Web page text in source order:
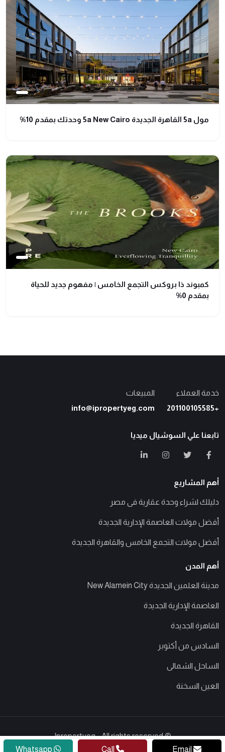
مول 5a القاهرة الجديدة 5a New Cairo وحدتك بمقدم 10%
كمبوند ذا بروكس التجمع الخامس | مفهوم جديد للحياة
بمقدم 0%
خدمة العملاء
+201100105585
المبيعات
info@ipropertyeg.com
تابعنا علي السوشيال ميديا
أهم المشاريع
دليلك لشراء وحدة عقارية فى مصر
أفضل مولات العاصمة الإدارية الجديدة
أفضل مولات التجمع الخامس والقاهرة الجديدة
أهم المدن
مدينة العلمين الجديدة New Alamein City
العاصمة الإدارية الجديدة
القاهرة الجديدة
السادس من أكتوبر
الساحل الشمالى
العين السخنة
© Ipropertyeg - All rights reserved
Email
Call
Whatsapp